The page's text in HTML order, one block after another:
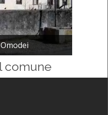
comune